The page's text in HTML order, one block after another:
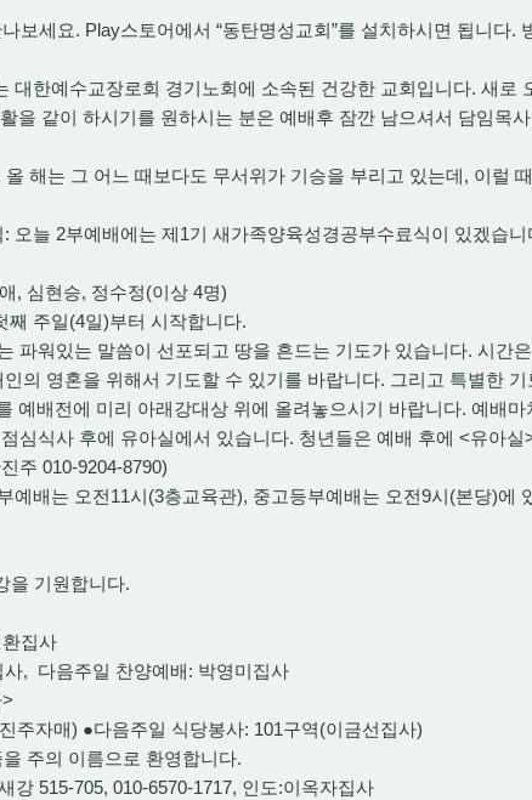
보세요. Play스토어에서 “동탄명성교회”를 설치하시면 됩니다.
대한예수교장로회 경기노회에 소속된 건강한 교회입니다. 새로
을 같이 하시기를 원하시는 분은 예배후 잠깐 남으셔서 담임목
해는 그 어느 때보다도 무서위가 기승을 부리고 있는데, 이럴
오늘 2부예배에는 제1기 새가족양육성경공부수료식이 있겠습
, 심현승, 정수정(이상 4명)
주일(4일)부터 시작합니다.
파워있는 말씀이 선포되고 땅을 흔드는 기도가 있습니다. 시간
의 영혼을 위해서 기도할 수 있기를 바랍니다. 그리고 특별한
예배전에 미리 아래강대상 위에 올려놓으시기 바랍니다. 예배
심식사 후에 유아실에서 있습니다. 청년들은 예배 후에 <유아
주 010-9204-8790)
예배는 오전11시(3층교육관), 중고등부예배는 오전9시(본당)에
을 기원합니다.
집사
, 다음주일 찬양예배: 박영미집사
주자매) ●다음주일 식당봉사: 101구역(이금선집사)
주의 이름으로 환영합니다.
강 515-705, 010-6570-1717, 인도:이옥자집사